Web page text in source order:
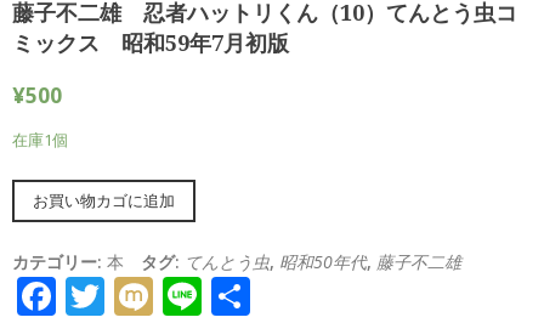
藤子不二雄 忍者ハットリくん（10）てんとう虫コ
ミックス 昭和59年7月初版
¥500
在庫1個
お買い物カゴに追加
カテゴリー: 本 タグ: てんとう虫, 昭和50年代, 藤子不二雄
Facebook
Twitter
MixiLine